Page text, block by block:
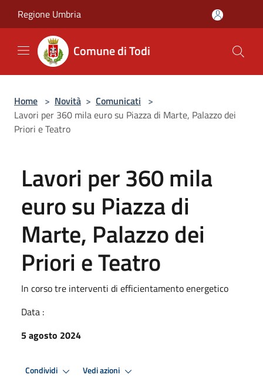
Regione Umbria
Comune di Todi
Home > Novità > Comunicati >
Lavori per 360 mila euro su Piazza di Marte, Palazzo dei
Priori e Teatro
Lavori per 360 mila
euro su Piazza di
Marte, Palazzo dei
Priori e Teatro
In corso tre interventi di efficientamento energetico
Data :
5 agosto 2024
Condividi Vedi azioni